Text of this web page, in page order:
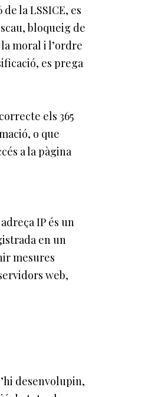
la LSSICE, es
bloqueig de
moral i l’ordre
es prega
els 365
o que
a la pàgina
IP és un
en un
mesures
web,
desenvolupin,